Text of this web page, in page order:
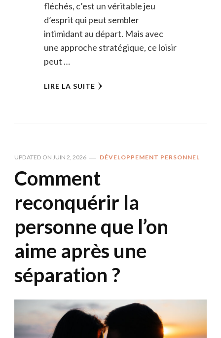
fléchés, c’est un véritable jeu
d’esprit qui peut sembler
intimidant au départ. Mais avec
une approche stratégique, ce loisir
peut …
LIRE LA SUITE
UPDATED ON JUIN 2, 2026 DÉVELOPPEMENT PERSONNEL
Comment
reconquérir la
personne que l’on
aime après une
séparation ?